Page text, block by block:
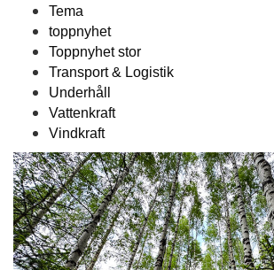
Tema
toppnyhet
Toppnyhet stor
Transport & Logistik
Underhåll
Vattenkraft
Vindkraft